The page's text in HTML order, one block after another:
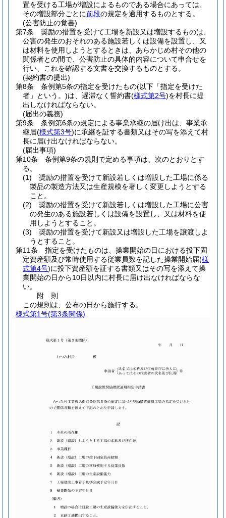
置を受ける工場が増設によるものである場合にあっては、
その増設部分ごとに前段の規定を適用するものとする。
(公害防止の覚書)
第7条
奨励の措置を受けて工場を新設又は増設するものは、
公害の発生のおそれのある施設若しくは設備を設置し、又
は材料を使用しようとするときは、あらかじめ村その他の
関係者との間で、公害防止の具体的内容について申合せを
行い、これを確認する文書を交換するものとする。
(契約書の提出)
第8条
条例第5条の指定を受けたもの(以下「指定を受けた
者」という。)は、遅滞なく誓約書(様式第2号)を村長に提
出しなければならない。
(届出の義務)
第9条
条例第6条の規定による事業承継の届け出は、事業承
継届(様式第3号)に承継を証する書類又はその写を添えて村
長に届け出なければならない。
(届出事項)
第10条
条例第9条の規則で定める事項は、次のとおりとす
る。
(1)
奨励の措置を受けて新設若しくは増設した工場に係る
製品の製造方法又は生産規模を著しく変更しようとする
こと。
(2)
奨励の措置を受けて新設若しくは増設した工場に公害
の発生のある施設若しくは設備を設置し、又は材料を使
用しようとすること。
(3)
奨励の措置を受けて新設又は増設した工場を譲渡しよ
うとすること。
第11条
指定を受けたものは、操業開始の日における投下固
定資産額及び常時使用する従業員数を記した操業開始届(様
式第4号)に投下資産額を証する書類又はその写を添えて操
業開始の日から10日以内に村長に届け出なければならな
い。
附 則
この規則は、公布の日から施行する。
様式第1号(第3条関係)